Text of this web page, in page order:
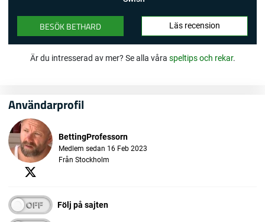
BESÖK BETHARD Läs recension
Är du intresserad av mer? Se alla våra speltips och rekar.
Användarprofil
BettingProfessorn
Medlem sedan 16 Feb 2023
Från Stockholm
Följ på sajten